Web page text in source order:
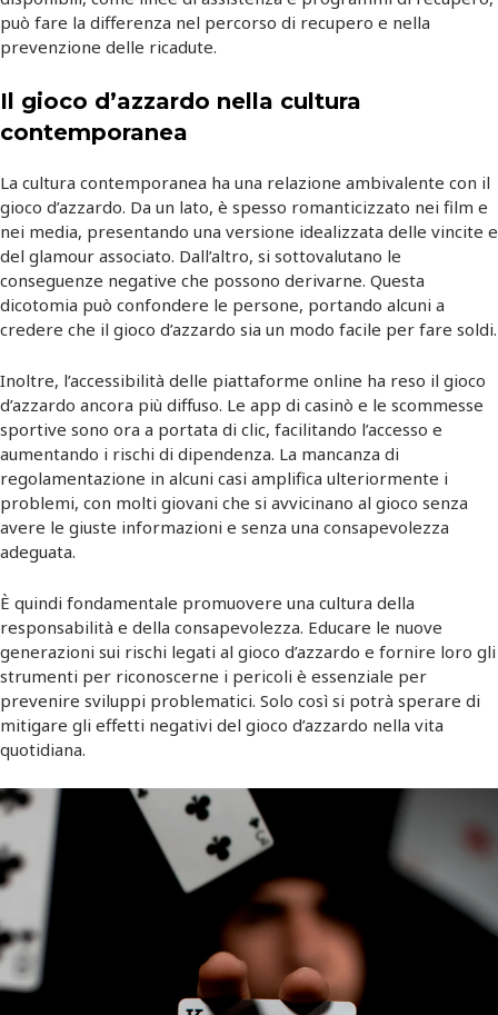
può fare la differenza nel percorso di recupero e nella
prevenzione delle ricadute.
Il gioco d’azzardo nella cultura
contemporanea
La cultura contemporanea ha una relazione ambivalente con il
gioco d’azzardo. Da un lato, è spesso romanticizzato nei film e
nei media, presentando una versione idealizzata delle vincite e
del glamour associato. Dall’altro, si sottovalutano le
conseguenze negative che possono derivarne. Questa
dicotomia può confondere le persone, portando alcuni a
credere che il gioco d’azzardo sia un modo facile per fare soldi.
Inoltre, l’accessibilità delle piattaforme online ha reso il gioco
d’azzardo ancora più diffuso. Le app di casinò e le scommesse
sportive sono ora a portata di clic, facilitando l’accesso e
aumentando i rischi di dipendenza. La mancanza di
regolamentazione in alcuni casi amplifica ulteriormente i
problemi, con molti giovani che si avvicinano al gioco senza
avere le giuste informazioni e senza una consapevolezza
adeguata.
È quindi fondamentale promuovere una cultura della
responsabilità e della consapevolezza. Educare le nuove
generazioni sui rischi legati al gioco d’azzardo e fornire loro gli
strumenti per riconoscerne i pericoli è essenziale per
prevenire sviluppi problematici. Solo così si potrà sperare di
mitigare gli effetti negativi del gioco d’azzardo nella vita
quotidiana.